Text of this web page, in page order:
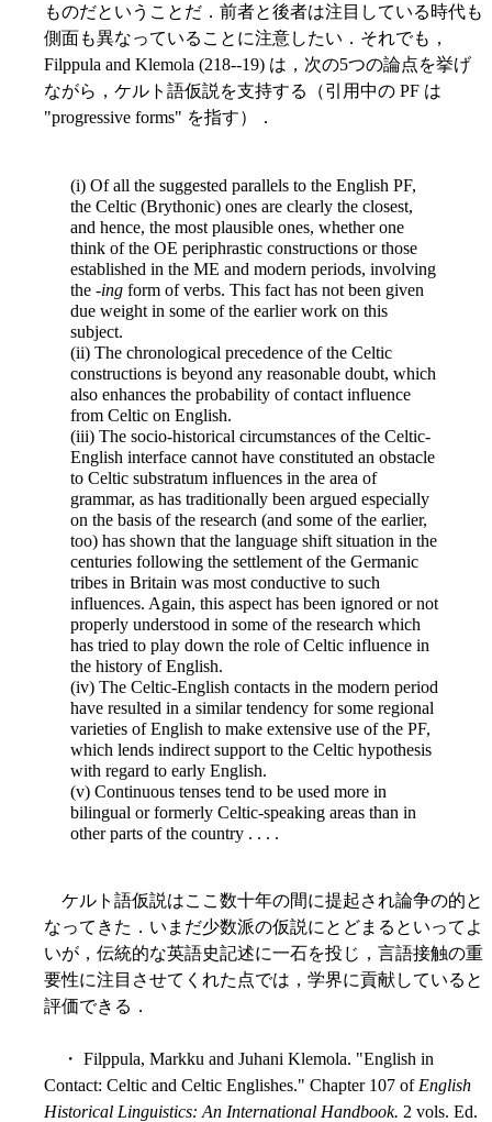
ものだということだ．前者と後者は注目している時代も
側面も異なっていることに注意したい．それでも，
Filppula and Klemola (218--19) は，次の5つの論点を挙げ
ながら，ケルト語仮説を支持する（引用中の PF は
"progressive forms" を指す）．
(i) Of all the suggested parallels to the English PF,
the Celtic (Brythonic) ones are clearly the closest,
and hence, the most plausible ones, whether one
think ofthe OE periphrastic constructions or those
established in the ME and modern periods, involving
the -ing form of verbs. This fact has not been given
due weight in some of the earlier work on this
subject.
(ii) The chronological precedence of the Celtic
constructions is beyond any reasonable doubt, which
also enhances the probability of contact influence
from Celtic on English.
(iii) The socio-historical circumstances of the Celtic-
English interface cannot have constituted an obstacle
to Celtic substratum influences in the area of
grammar, as has traditionally been argued especially
on the basis of the research (and some of the earlier,
too) has shown that the language shift situation in the
centuries following the settlement of the Germanic
tribes in Britain was most conductive to such
influences. Again, this aspect has been ignored or not
properly understood in some of the research which
has tried to play down the role of Celtic influence in
the history of English.
(iv) The Celtic-English contacts in the modern period
have resulted in a similar tendency for some regional
varieties of English to make extensive use of the PF,
which lends indirect support to the Celtic hypothesis
with regard to early English.
(v) Continuous tenses tend to be used more in
bilingual or formerly Celtic-speaking areas than in
other parts of the country . . . .
ケルト語仮説はここ数十年の間に提起され論争の的と
なってきた．いまだ少数派の仮説にとどまるといってよ
いが，伝統的な英語史記述に一石を投じ，言語接触の重
要性に注目させてくれた点では，学界に貢献していると
評価できる．
・ Filppula, Markku and Juhani Klemola. "English in
Contact: Celtic and Celtic Englishes." Chapter 107 of English
Historical Linguistics: An International Handbook. 2 vols. Ed.